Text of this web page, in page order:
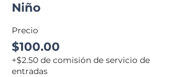
Niño
Precio
$100.00
+$2.50 de comisión de servicio de
entradas